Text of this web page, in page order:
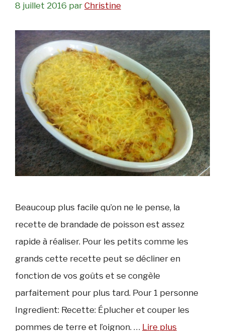
8 juillet 2016 par Christine
Beaucoup plus facile qu’on ne le pense, la
recette de brandade de poisson est assez
rapide à réaliser. Pour les petits comme les
grands cette recette peut se décliner en
fonction de vos goûts et se congèle
parfaitement pour plus tard. Pour 1 personne
Ingredient: Recette: Éplucher et couper les
pommes de terre et l’oignon. … Lire plus